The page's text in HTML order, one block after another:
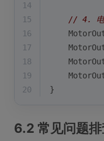
14
15
// 4. 电
16
17
18
19
20
}
6.2 常见问题